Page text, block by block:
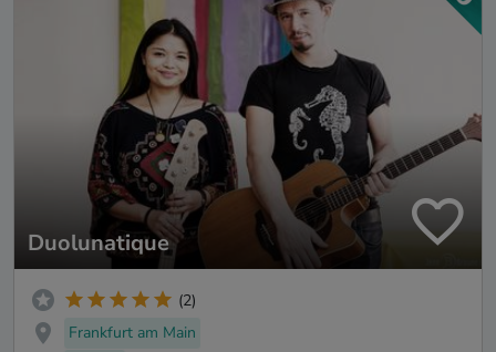
Duolunatique
(2)
Frankfurt am Main